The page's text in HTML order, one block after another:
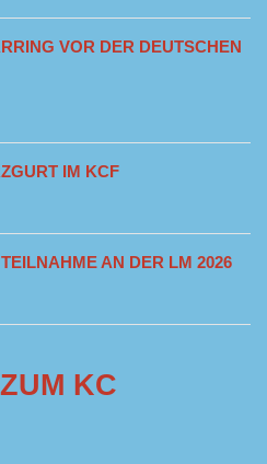
VOR DER DEUTSCHEN
IM KCF
AN DER LM 2026
KC